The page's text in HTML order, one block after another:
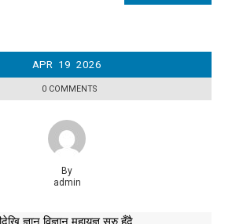
APR 19 2026
0 COMMENTS
By
admin